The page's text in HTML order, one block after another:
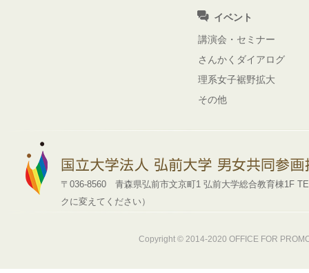
イベント
講演会・セミナー
さんかくダイアログ
理系女子裾野拡大
その他
〒036-8560 青森県弘前市文京町1 弘前大学総合教育棟1F
クに変えてください）
Copyright © 2014-2020 OFFICE FOR